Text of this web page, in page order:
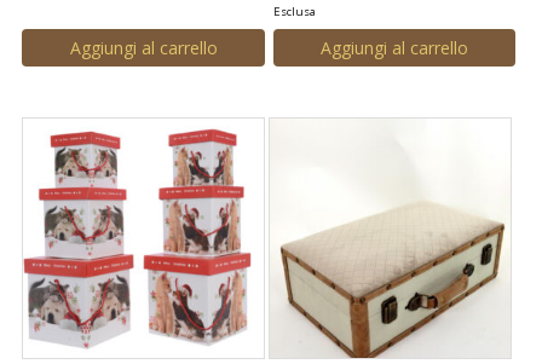
Aggiungi al carrello
Esclusa
Aggiungi al carrello